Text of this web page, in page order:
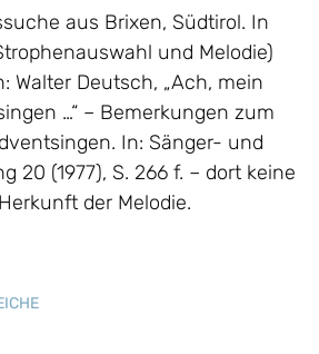
aus Brixen, Südtirol. In
und Melodie)
Walter Deutsch, „Ach, mein
…“ – Bemerkungen zum
In: Sänger- und
20 (1977), S. 266 f. – dort keine
der Melodie.